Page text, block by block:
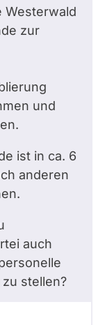
Westerwald
zur
und
ist in ca. 6
anderen
auch
stellen?